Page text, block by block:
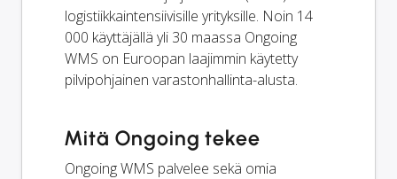
logistiikkaintensiivisille yrityksille. Noin 14
000 käyttäjällä yli 30 maassa Ongoing
WMS on Euroopan laajimmin käytetty
pilvipohjainen varastonhallinta-alusta.
Mitä Ongoing tekee
Ongoing WMS palvelee sekä omia